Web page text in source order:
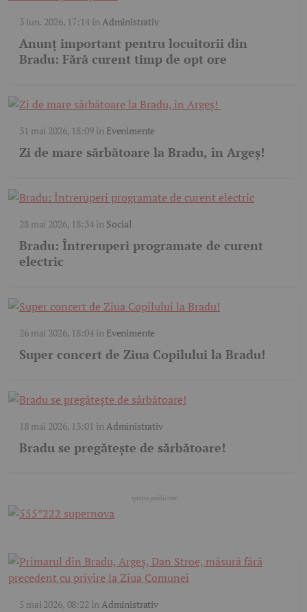
3 iun. 2026, 17:14în Administrativ
Anunț important pentru locuitorii din
Bradu: Fără curent timp de opt ore
31 mai 2026, 18:09în Evenimente
Zi de mare sărbătoare la Bradu, în Argeș!
28 mai 2026, 18:34în Social
Bradu: Întreruperi programate de curent
electric
26 mai 2026, 18:04în Evenimente
Super concert de Ziua Copilului la Bradu!
18 mai 2026, 13:01 în Administrativ
Bradu se pregătește de sărbătoare!
5 mai 2026, 08:22 în Administrativ